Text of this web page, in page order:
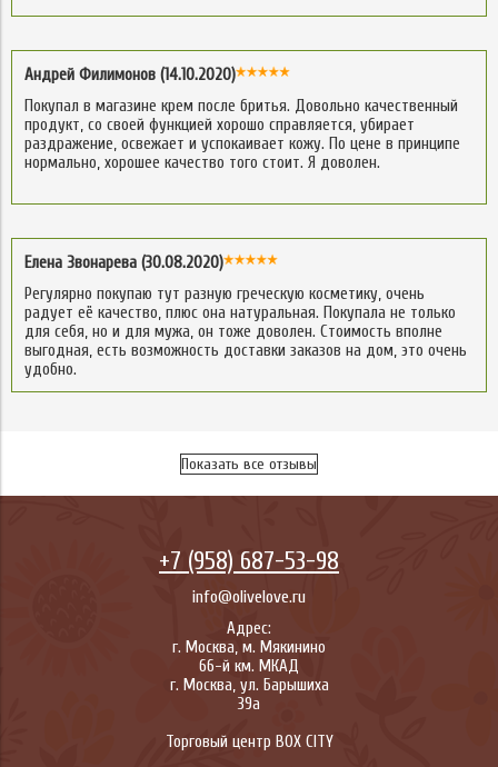
Андрей Филимонов (14.10.2020)
Покупал в магазине крем после бритья. Довольно качественный
продукт, со своей функцией хорошо справляется, убирает
раздражение, освежает и успокаивает кожу. По цене в принципе
нормально, хорошее качество того стоит. Я доволен.
Елена Звонарева (30.08.2020)
Регулярно покупаю тут разную греческую косметику, очень
радует её качество, плюс она натуральная. Покупала не только
для себя, но и для мужа, он тоже доволен. Стоимость вполне
выгодная, есть возможность доставки заказов на дом, это очень
удобно.
Показать все отзывы
+7 (958) 687-53-98
info@olivelove.ru
Адрес:
г. Москва, м. Мякинино
66-й км. МКАД
г. Москва, ул. Барышиха
39а
Торговый центр BOX CITY